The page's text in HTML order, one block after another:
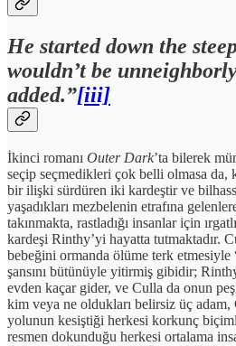
He started down the
wouldn’t be
added.”[iii]
İkinci romanı Outer Dark’ta bilerek
seçip seçmedikleri çok belli olmasa da,
bir ilişki sürdüren iki kardeştir ve
yaşadıkları mezbelenin etrafına
takınmakta, rastladığı insanlar için
kardeşi Rinthy’yi hayatta tutmaktadır.
bebeğini ormanda ölüme terk etmesiyle
şansını bütünüyle yitirmiş gibidir;
evden kaçar gider, ve Culla da onun
kim veya ne oldukları belirsiz üç adam,
yolunun kesiştiği herkesi korkunç
resmen dokunduğu herkesi ortalama